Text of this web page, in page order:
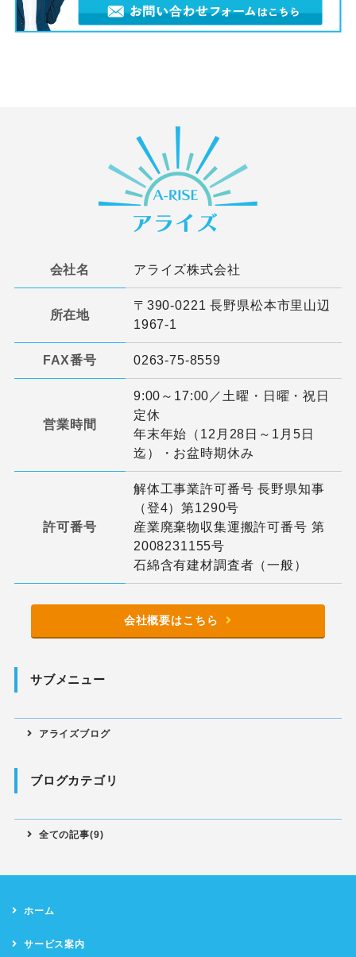
会社名 アライズ株式会社
所在地
〒390-0221 長野県松本市里山辺
1967-1
FAX番号 0263-75-8559
営業時間
9:00～17:00／土曜・日曜・祝日
定休
年末年始（12月28日～1月5日
迄）・お盆時期休み
許可番号
解体工事業許可番号 長野県知事
（登4）第1290号
産業廃棄物収集運搬許可番号 第
2008231155号
石綿含有建材調査者（一般）
会社概要はこちら
サブメニュー
アライズブログ
ブログカテゴリ
全ての記事(9)
ホーム
サービス案内